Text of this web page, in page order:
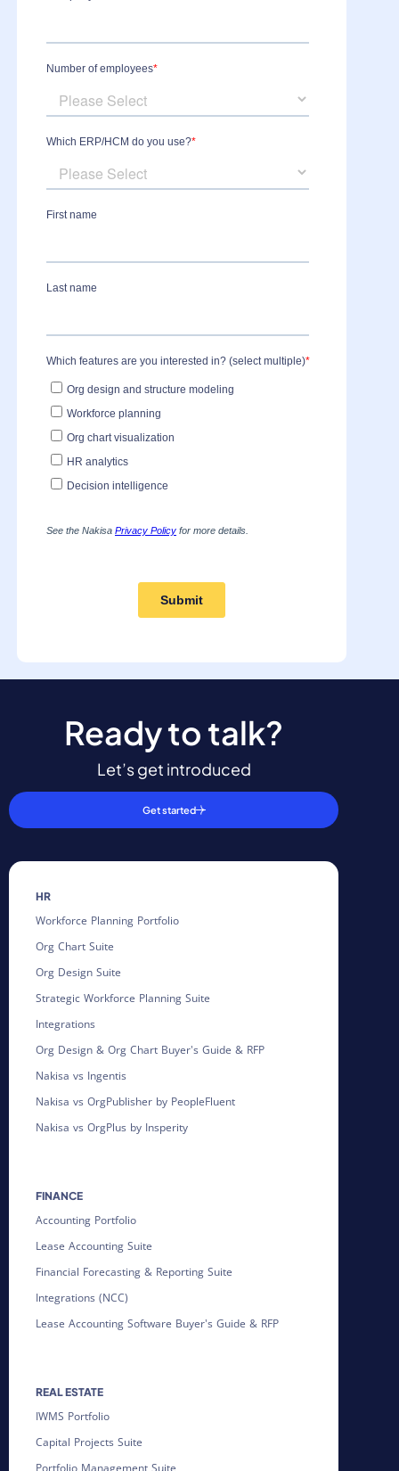
Ready to talk?
Let’s get introduced
Get started
HR
Workforce Planning Portfolio
Org Chart Suite
Org Design Suite
Strategic Workforce Planning Suite
Integrations
Org Design & Org Chart Buyer's Guide & RFP
Nakisa vs Ingentis
Nakisa vs OrgPublisher by PeopleFluent
Nakisa vs OrgPlus by Insperity
FINANCE
Accounting Portfolio
Lease Accounting Suite
Financial Forecasting & Reporting Suite
Integrations (NCC)
Lease Accounting Software Buyer's Guide & RFP
REAL ESTATE
IWMS Portfolio
Capital Projects Suite
Portfolio Management Suite